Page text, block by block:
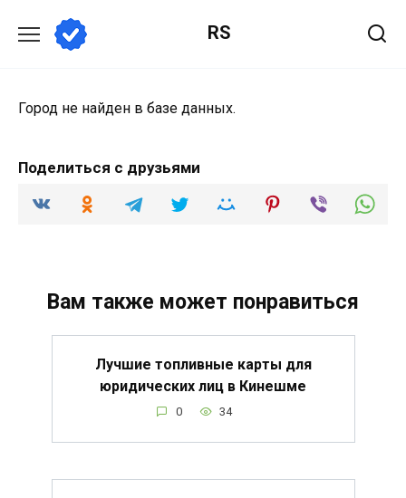
содержанию
RS
Город не найден в базе данных.
Поделиться с друзьями
Вам также может понравиться
Лучшие топливные карты для
юридических лиц в Кинешме
0 34